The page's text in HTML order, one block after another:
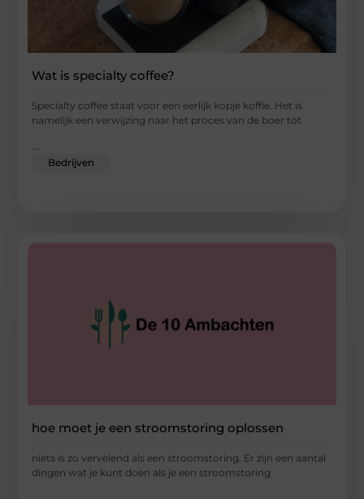
Wat is specialty coffee?
Specialty coffee staat voor een eerlijk kopje koffie. Het is
namelijk een verwijzing naar het proces van de boer tot
...
Bedrijven
hoe moet je een stroomstoring oplossen
niets is zo vervelend als een stroomstoring. Er zijn een aantal
dingen wat je kunt doen als je een stroomstoring